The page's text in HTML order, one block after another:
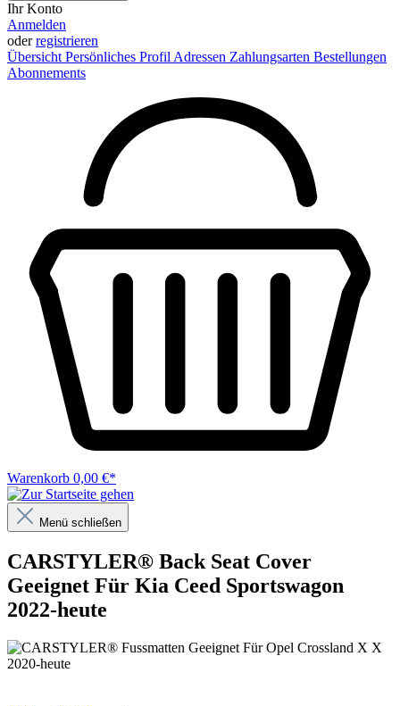
Ihr Konto
Anmelden
oderregistrieren
Übersicht Persönliches Profil Adressen Zahlungsarten Bestellungen
Abonnements
Warenkorb 0,00 €*
Menü schließen
CARSTYLER® Back Seat Cover
Geeignet Für Kia Ceed Sportswagon
2022-heute